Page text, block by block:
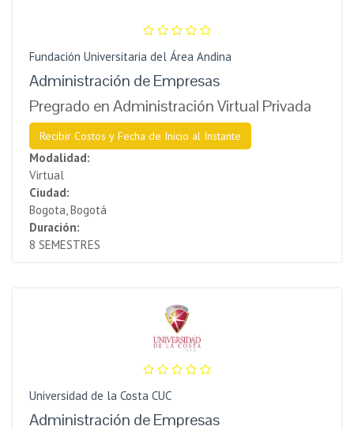
Fundación Universitaria del Área Andina
Administración de Empresas
Pregrado en Administración Virtual Privada
Recibir Costos y Fecha de Inicio al Instante
Modalidad:
Virtual
Ciudad:
Bogota, Bogotá
Duración:
8 SEMESTRES
Universidad de la Costa CUC
Administración de Empresas